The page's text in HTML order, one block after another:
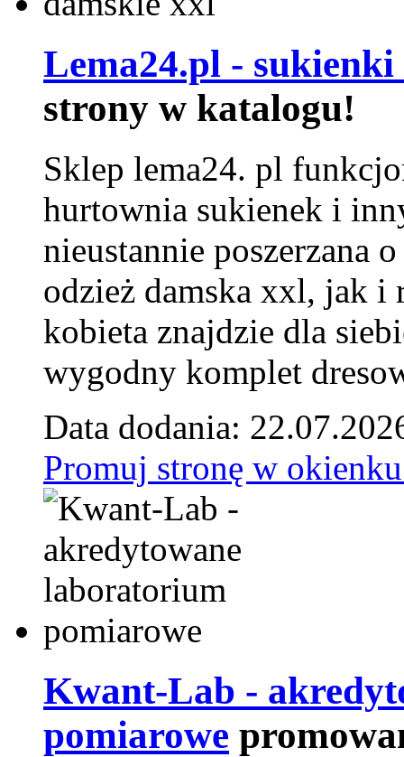
Lema24.pl -
strony w katalogu!
Sklep lema24. pl
hurtownia sukienek i
nieustannie poszerzana
odzież damska xxl, jak i
kobieta znajdzie dla
wygodny komplet
Data dodania:
Promuj stronę w
Kwant-Lab -
pomiarowe